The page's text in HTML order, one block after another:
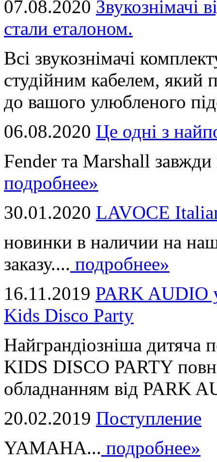
07.08.2020 Звукознімачі
стали еталоном.
Всі звукознімачі
студійним кабелем, який
до вашого улюбленого
06.08.2020 Це однi з
Fender та Marshall завжди
подробнее»
30.01.2020 LAVOCE
новинки в наличии на
заказу.... подробнее»
16.11.2019 PARK AUDIO
Kids Disco Party
Найграндіозніша дитяча
KIDS DISCO PARTY
обладнанням від PARK
20.02.2019 Поступление
YAMAHA... подробнее»